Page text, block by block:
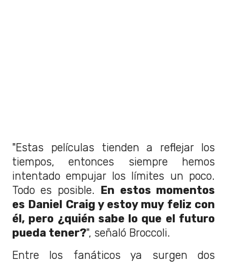
"Estas películas tienden a reflejar los
tiempos, entonces siempre hemos
intentado empujar los límites un poco.
Todo es posible. En estos momentos
es Daniel Craig y estoy muy feliz con
él, pero ¿quién sabe lo que el futuro
pueda tener?", señaló Broccoli.
Entre los fanáticos ya surgen dos